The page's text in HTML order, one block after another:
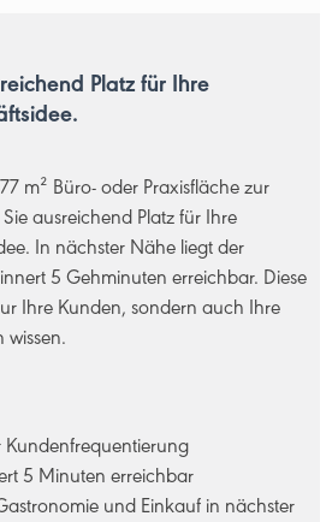
Platz für Ihre
m² Büro- oder Praxisfläche zur
ausreichend Platz für Ihre
In nächster Nähe liegt der
5 Gehminuten erreichbar. Diese
Ihre Kunden, sondern auch Ihre
wissen.
Kundenfrequentierung
5 Minuten erreichbar
und Einkauf in nächster